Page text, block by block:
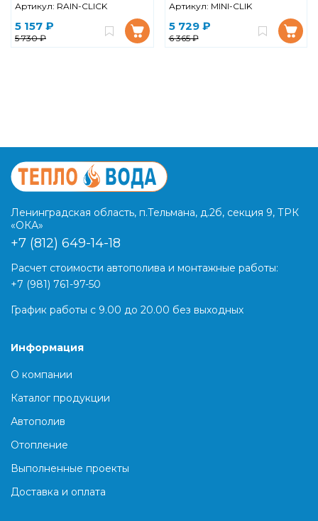
Артикул: RAIN-CLIСK
5 157 ₽
5 730 ₽
Артикул: MINI-CLIK
5 729 ₽
6 365 ₽
Ленинградская область, п.Тельмана, д.2б, секция 9, ТРК
«ОКА»
+7 (812) 649-14-18
Расчет стоимости автополива и монтажные работы:
+7 (981) 761-97-50
График работы с 9.00 до 20.00 без выходных
Информация
О компании
Каталог продукции
Автополив
Отопление
Выполненные проекты
Доставка и оплата